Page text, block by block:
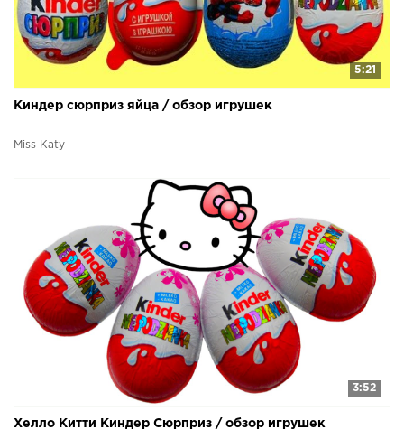
5:21
Киндер сюрприз яйца / обзор игрушек
Miss Katy
3:52
Хелло Китти Киндер Сюрприз / обзор игрушек